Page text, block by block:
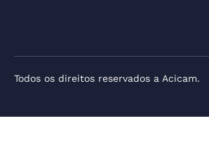
Todos os direitos reservados a Acicam.